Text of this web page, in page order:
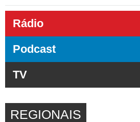
Rádio
Podcast
TV
REGIONAIS